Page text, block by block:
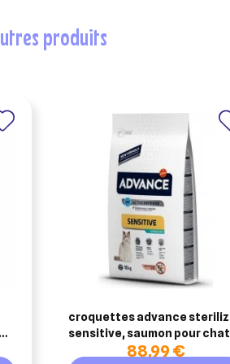
autres produits
croquettes advance
sensitive, saumon pour chat
88,99 €